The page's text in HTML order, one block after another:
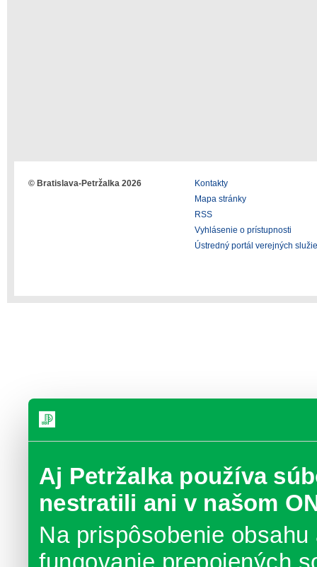
Aj Petržalka používa
nestratili ani v našom
Na prispôsobenie
© Bratislava-Petržalka 2026
Kontakty
Mapa stránky
RSS
Vyhlásenie o prístupnosti
Ústredný portál verejných